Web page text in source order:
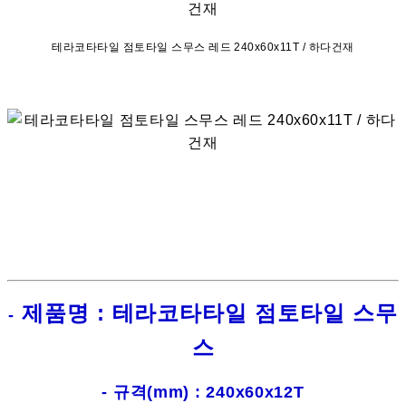
테라코타타일 점토타일 스무스 레드 240x60x11T / 하다건재
- 제품명 : 테라코타타일 점토타일 스무
스
- 규격(mm) : 240x60x12T